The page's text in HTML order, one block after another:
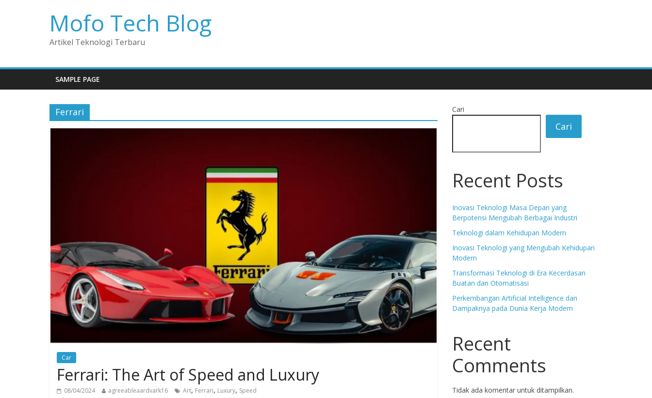
Mofo Tech Blog
Artikel Teknologi Terbaru
SAMPLE PAGE
Ferrari
Car
Ferrari: The Art of Speed and Luxury
08/04/2024 agreeableaardvark16 Art, Ferrari, Luxury, Speed
Cari
Cari
Recent Posts
Inovasi Teknologi Masa Depan yang
Berpotensi Mengubah Berbagai Industri
Teknologi dalam Kehidupan Modern
Inovasi Teknologi yang Mengubah Kehidupan
Modern
Transformasi Teknologi di Era Kecerdasan
Buatan dan Otomatisasi
Perkembangan Artificial Intelligence dan
Dampaknya pada Dunia Kerja Modern
Recent
Comments
Tidak ada komentar untuk ditampilkan.